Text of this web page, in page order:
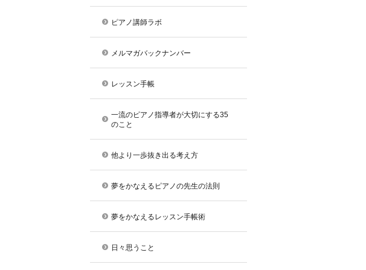
ピアノ講師ラボ
メルマガバックナンバー
レッスン手帳
一流のピアノ指導者が大切にする35
のこと
他より一歩抜き出る考え方
夢をかなえるピアノの先生の法則
夢をかなえるレッスン手帳術
日々思うこと